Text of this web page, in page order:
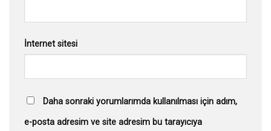
İnternet sitesi
Daha sonraki yorumlarımda kullanılması için adım,
e-posta adresim ve site adresim bu tarayıcıya